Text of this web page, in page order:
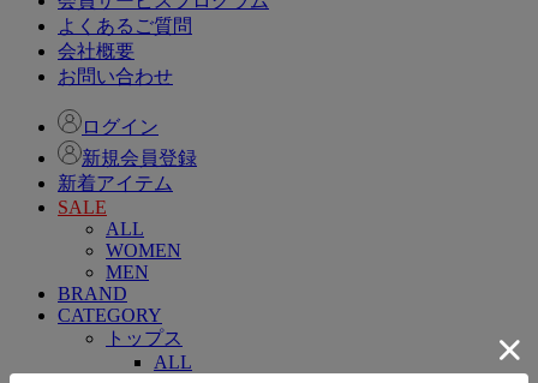
よくあるご質問
会社概要
お問い合わせ
ログイン
新規会員登録
新着アイテム
SALE
ALL
WOMEN
MEN
BRAND
CATEGORY
トップス
ALL